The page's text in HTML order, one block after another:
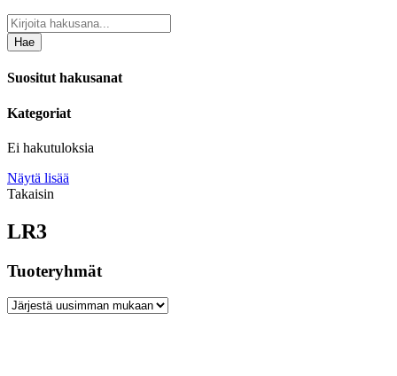
Hae
Suositut hakusanat
Kategoriat
Ei hakutuloksia
Näytä lisää
Takaisin
LR3
Tuoteryhmät